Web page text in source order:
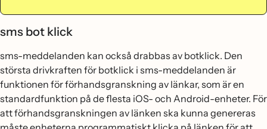
sms bot klick
sms-meddelanden kan också drabbas av botklick. Den
största drivkraften för botklick i sms-meddelanden är
funktionen för förhandsgranskning av länkar, som är en
standardfunktion på de flesta iOS- och Android-enheter. För
att förhandsgranskningen av länken ska kunna genereras